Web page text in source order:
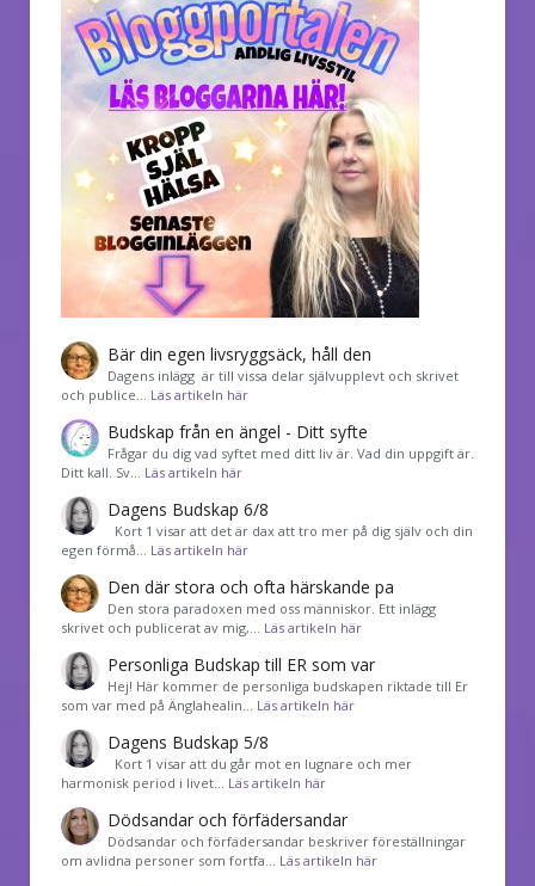
Bär din egen livsryggsäck, håll den
Dagens inlägg är till vissa delar självupplevt och skrivet
och publice… Läs artikeln här
Budskap från en ängel - Ditt syfte
Frågar du dig vad syftet med ditt liv är. Vad din uppgift är.
Ditt kall. Sv… Läs artikeln här
Dagens Budskap 6/8
Kort 1 visar att det är dax att tro mer på dig själv och din
egen förmå… Läs artikeln här
Den där stora och ofta härskande pa
Den stora paradoxen med oss människor. Ett inlägg
skrivet och publicerat av mig,… Läs artikeln här
Personliga Budskap till ER som var
Hej! Här kommer de personliga budskapen riktade till Er
som var med på Änglahealin… Läs artikeln här
Dagens Budskap 5/8
Kort 1 visar att du går mot en lugnare och mer
harmonisk period i livet… Läs artikeln här
Dödsandar och förfädersandar
Dödsandar och förfädersandar beskriver föreställningar
om avlidna personer som fortfa… Läs artikeln här